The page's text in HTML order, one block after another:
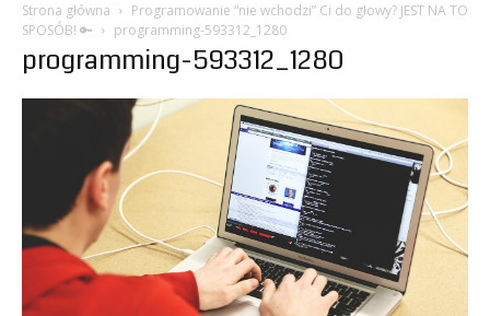
Programowanie
od
Kuchni
Strona główna
Programowanie “nie wchodzi” Ci do głowy? JEST NA TO
SPOSÓB! 🔑
programming-593312_1280
programming-593312_1280